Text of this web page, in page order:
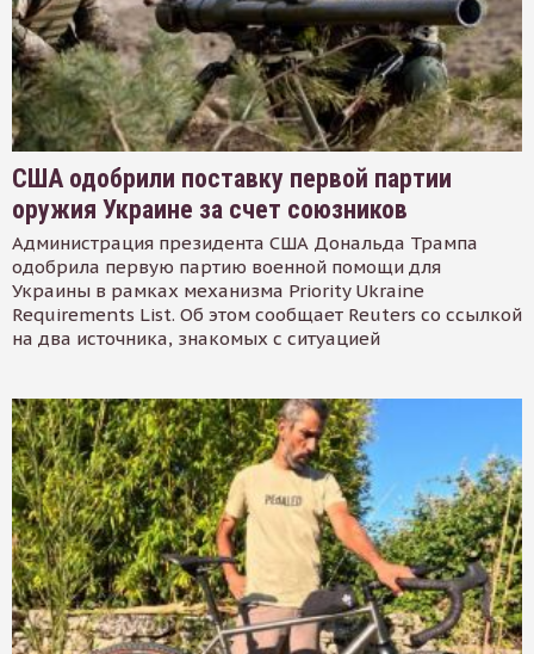
США одобрили поставку первой партии
оружия Украине за счет союзников
Администрация президента США Дональда Трампа
одобрила первую партию военной помощи для
Украины в рамках механизма Priority Ukraine
Requirements List. Об этом сообщает Reuters со ссылкой
на два источника, знакомых с ситуацией